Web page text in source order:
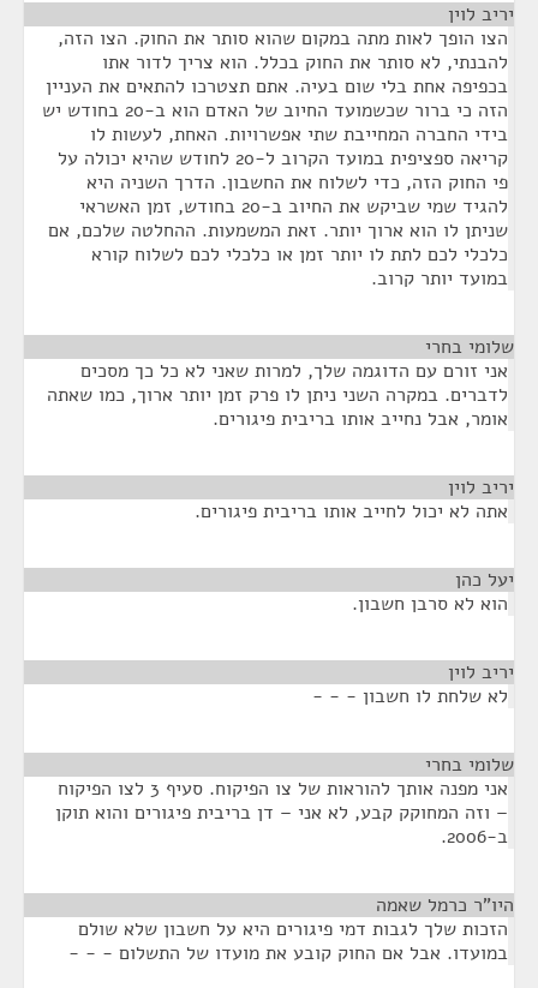
יריב לוין
הצו הופך לאות מתה במקום שהוא סותר את החוק. הצו הזה,
להבנתי, לא סותר את החוק בכלל. הוא צריך לדור אתו
בכפיפה אחת בלי שום בעיה. אתם תצטרכו להתאים את העניין
הזה כי ברור שכשמועד החיוב של האדם הוא ב-20 בחודש יש
בידי החברה המחייבת שתי אפשרויות. האחת, לעשות לו
קריאה ספציפית במועד הקרוב ל-20 לחודש שהיא יכולה על
פי החוק הזה, כדי לשלוח את החשבון. הדרך השניה היא
להגיד שמי שביקש את החיוב ב-20 בחודש, זמן האשראי
שניתן לו הוא ארוך יותר. זאת המשמעות. ההחלטה שלכם, אם
כלכלי לכם לתת לו יותר זמן או כלכלי לכם לשלוח קורא
במועד יותר קרוב.
שלומי בחרי
אני זורם עם הדוגמה שלך, למרות שאני לא כל כך מסכים
לדברים. במקרה השני ניתן לו פרק זמן יותר ארוך, כמו שאתה
אומר, אבל נחייב אותו בריבית פיגורים.
יריב לוין
אתה לא יכול לחייב אותו בריבית פיגורים.
יעל כהן
הוא לא סרבן חשבון.
יריב לוין
לא שלחת לו חשבון - - -
שלומי בחרי
אני מפנה אותך להוראות של צו הפיקוח. סעיף 3 לצו הפיקוח
– וזה המחוקק קבע, לא אני – דן בריבית פיגורים והוא תוקן
ב-2006.
היו"ר כרמל שאמה
הזכות שלך לגבות דמי פיגורים היא על חשבון שלא שולם
במועדו. אבל אם החוק קובע את מועדו של התשלום - - -